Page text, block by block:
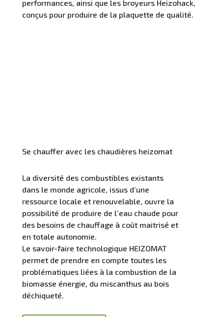
performances, ainsi que les broyeurs Heizohack,
conçus pour produire de la plaquette de qualité.
Se chauffer avec les chaudières heizomat
La diversité des combustibles existants
dans le monde agricole, issus d’une
ressource locale et renouvelable, ouvre la
possibilité de produire de l’eau chaude pour
des besoins de chauffage à coût maitrisé et
en totale autonomie.
Le savoir-faire technologique HEIZOMAT
permet de prendre en compte toutes les
problématiques liées à la combustion de la
biomasse énergie, du miscanthus au bois
déchiqueté.